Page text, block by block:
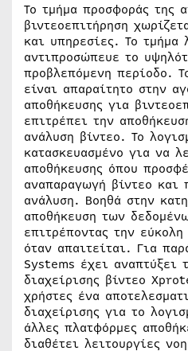
Το τμήμα προσφοράς της
βιντεοεπιτήρηση
και υπηρεσίες. Το τμήμα
αντιπροσώπευε το
προβλεπόμενη περίοδο.
είναι απαραίτητο στην
αποθήκευσης για
επιτρέπει την
ανάλυση βίντεο. Το
κατασκευασμένο για να
αποθήκευσης όπου
αναπαραγωγή βίντεο και
ανάλυση. Βοηθά στην
αποθήκευση των
επιτρέποντας την
όταν απαιτείται. Για
Systems έχει αναπτύξει
διαχείρισης βίντεο
χρήστες ένα
διαχείρισης για το
άλλες πλατφόρμες
διαθέτει λειτουργίες